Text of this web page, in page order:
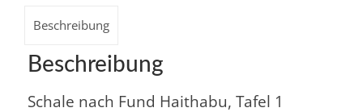
Beschreibung
Beschreibung
Schale nach Fund Haithabu, Tafel 1